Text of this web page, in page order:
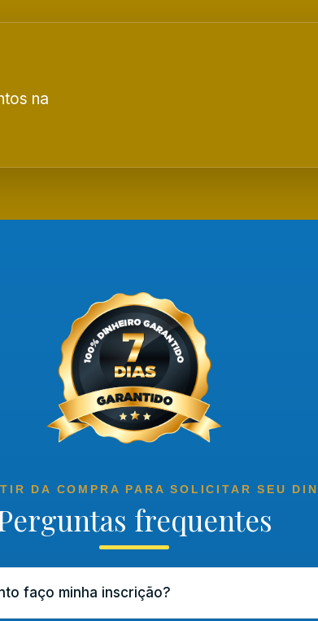
na
DA COMPRA PARA SOLICITAR SEU
frequentes
faço minha inscrição?